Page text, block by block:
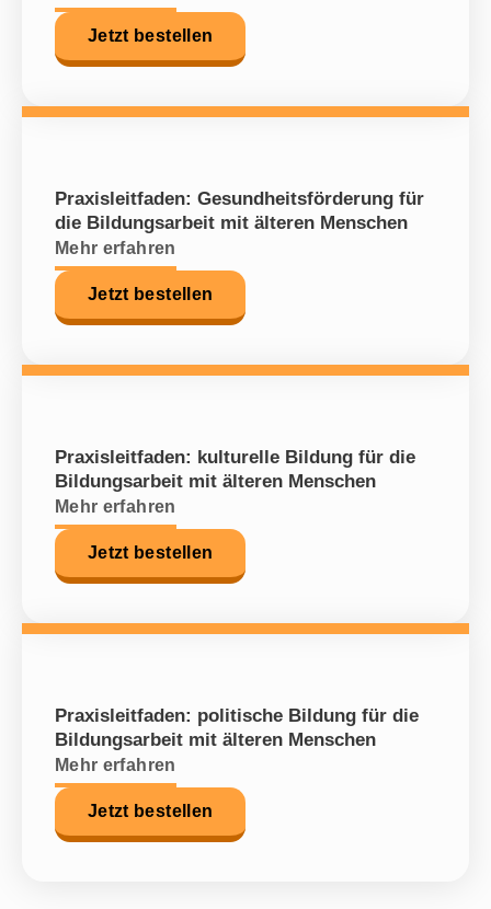
Jetzt bestellen
Praxisleitfaden: Gesundheitsförderung für
die Bildungsarbeit mit älteren Menschen
Mehr erfahren
Jetzt bestellen
Praxisleitfaden: kulturelle Bildung für die
Bildungsarbeit mit älteren Menschen
Mehr erfahren
Jetzt bestellen
Praxisleitfaden: politische Bildung für die
Bildungsarbeit mit älteren Menschen
Mehr erfahren
Jetzt bestellen